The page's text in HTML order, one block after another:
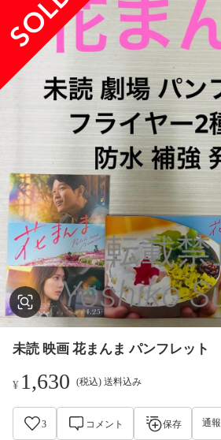
未読 映画 花まんま パンフレット
¥ 1,630 (税込) 送料込み
3 コメント 保存 通報